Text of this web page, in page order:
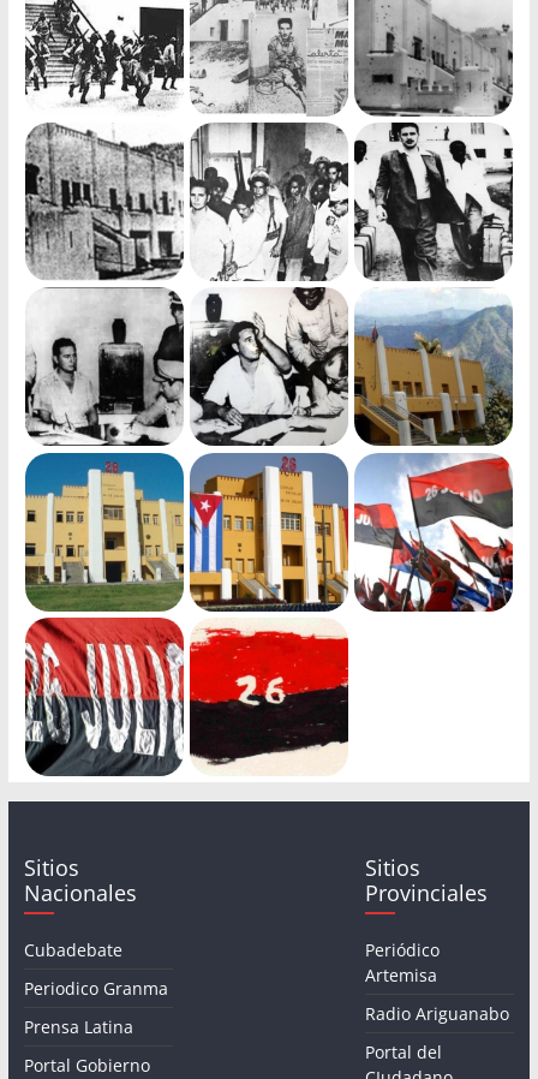
Sitios
Nacionales
Cubadebate
Periodico Granma
Prensa Latina
Portal Gobierno
Sitios
Provinciales
Periódico
Artemisa
Radio Ariguanabo
Portal del